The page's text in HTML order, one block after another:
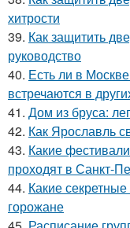
хитрости
39. Как защитить
руководство
40. Есть ли в
встречаются в
41. Дом из бруса:
42. Как Ярославль
43. Какие
проходят в Санкт-
44. Какие
горожане